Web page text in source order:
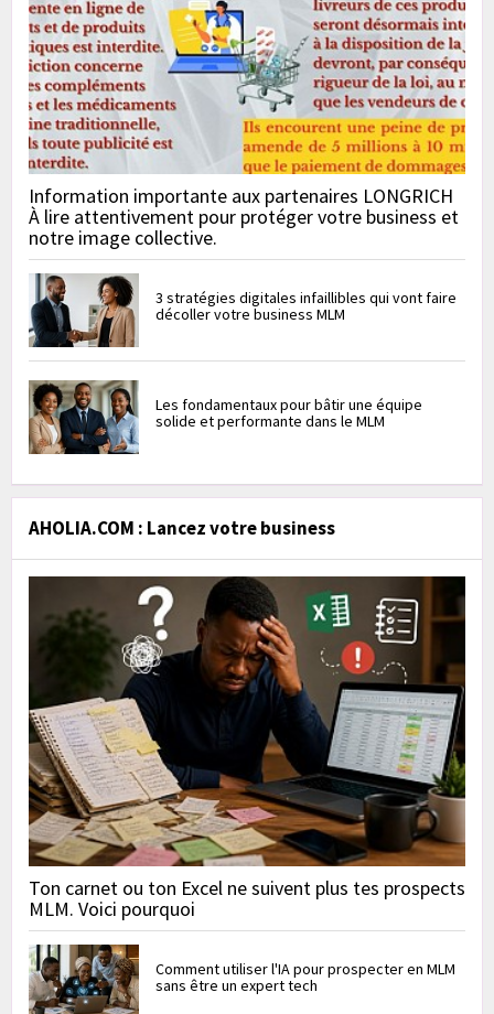
Information importante aux partenaires LONGRICH
À lire attentivement pour protéger votre business et
notre image collective.
3 stratégies digitales infaillibles qui vont faire
décoller votre business MLM
Les fondamentaux pour bâtir une équipe
solide et performante dans le MLM
AHOLIA.COM : Lancez votre business
Ton carnet ou ton Excel ne suivent plus tes prospects
MLM. Voici pourquoi
Comment utiliser l'IA pour prospecter en MLM
sans être un expert tech